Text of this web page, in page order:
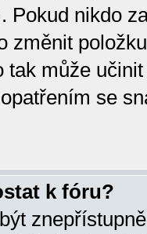
Pokud nikdo
změnit
tak může
se
k fóru?